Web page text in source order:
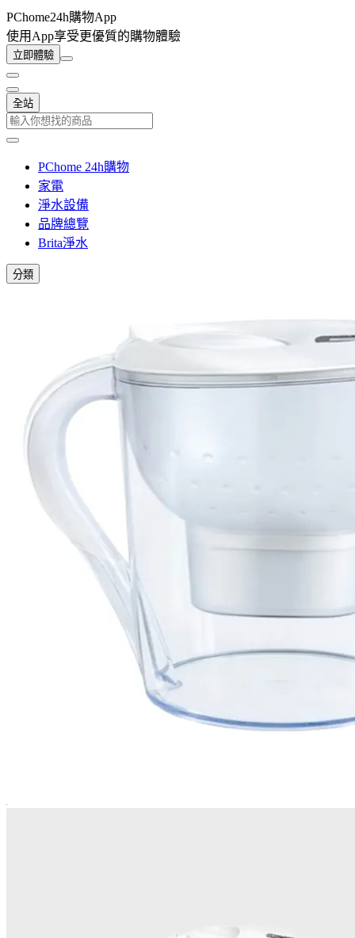
PChome24h購物App
使用App享受更優質的購物體驗
立即體驗
全站
PChome 24h購物
家電
淨水設備
品牌總覽
Brita淨水
分類